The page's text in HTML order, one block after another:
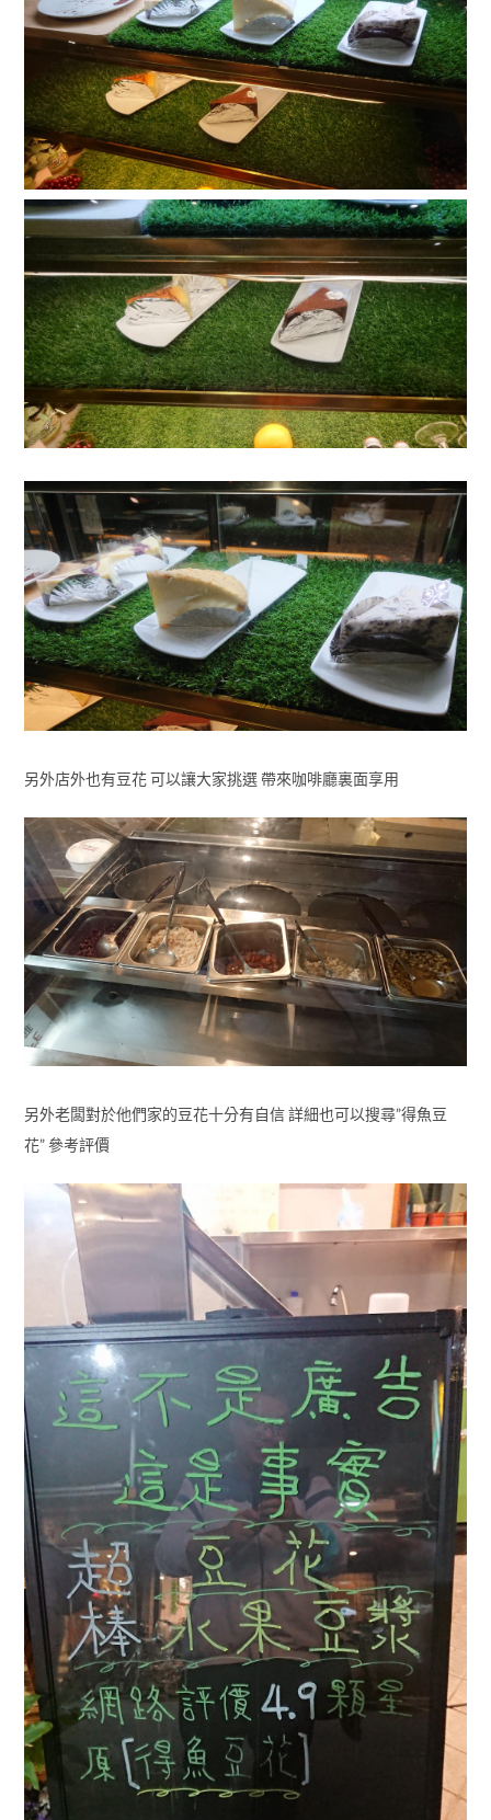
另外店外也有豆花 可以讓大家挑選 帶來咖啡廳裏面享用
另外老闆對於他們家的豆花十分有自信 詳細也可以搜尋”得魚豆
花” 參考評價